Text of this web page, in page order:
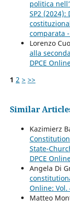
politica
SP2 (2024):
comparata
Lorenzo
alla
DPCE
1 2 > >>
Similar
Kazimierz
State-
DPCE
Angela Di
Online: Vol.
Matteo